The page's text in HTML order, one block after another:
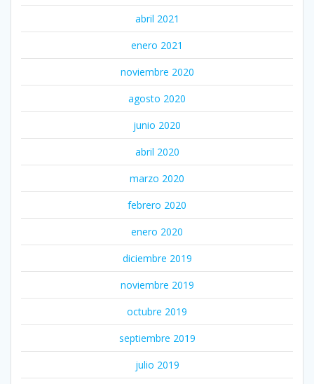
abril 2021
enero 2021
noviembre 2020
agosto 2020
junio 2020
abril 2020
marzo 2020
febrero 2020
enero 2020
diciembre 2019
noviembre 2019
octubre 2019
septiembre 2019
julio 2019